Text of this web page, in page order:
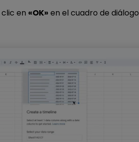
en «OK» en el cuadro de diálogo